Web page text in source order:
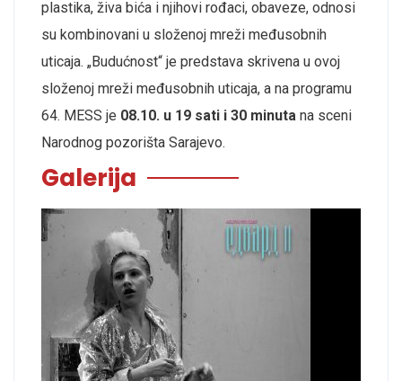
plastika, živa bića i njihovi rođaci, obaveze, odnosi
su kombinovani u složenoj mreži međusobnih
uticaja. „Budućnost“ je predstava skrivena u ovoj
složenoj mreži međusobnih uticaja, a na programu
64. MESS je 08.10. u 19 sati i 30 minuta na sceni
Narodnog pozorišta Sarajevo.
Galerija